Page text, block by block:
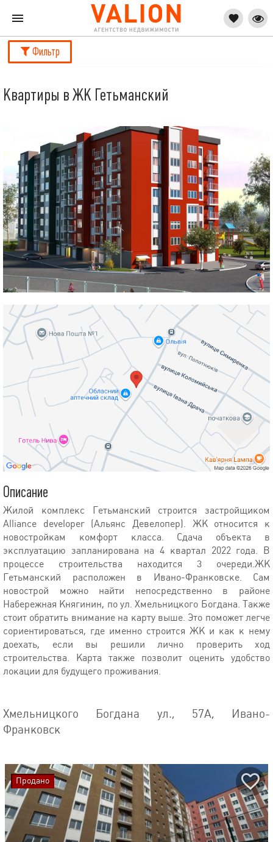
Фильтр
Квартиры в ЖК Гетьманский
Описание
Жилой комплекс Гетьманский строится застройщиком
Alliance developer (Альянс Девелопер). ЖК относится к
новостройкам комфорт класса. Сдача объекта в
эксплуатацию запланирована на 4 квартал 2022 года. В
процессе строительства находится 3 очереди.ЖК
Гетьманский расположен в Ивано-Франковске. Сам
новострой можно найти непосредственно в районе
Набережная Княгинин, по ул. Хмельницкого Богдана. Также
стоит обратить внимание на карту выше. Это поможет легче
сориентироваться, где именно строится ЖК и как к нему
доехать, если вы решили лично проверить ход
строительства. Карта также позволит оценить удобство
локации для будущего проживания.
Хмельницкого Богдана ул., 57А, Ивано-
Франковск
Продано